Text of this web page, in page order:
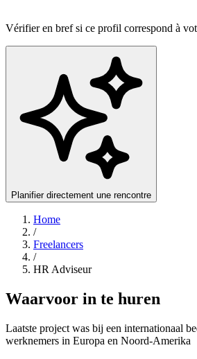
Vérifier en bref si ce profil correspond à
Planifier directement une rencontre
Home
/
Freelancers
/
HR Adviseur
Waarvoor in te huren
Laatste project was bij een internationaal
werknemers in Europa en Noord-Amerika